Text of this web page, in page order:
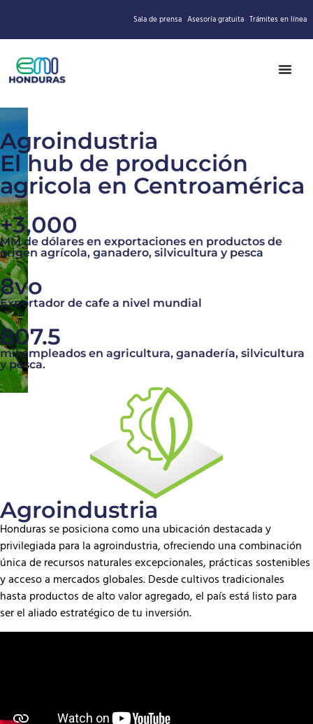
Sala de prensa Asesoría gratuita Trámites en línea
Agroindustria
El hub de producción
agricola en Centroamérica
+3,000
MM de dólares en exportaciones en productos de
origen agrícola, ganadero, silvicultura y pesca
8vo
Exportador de cafe a nivel mundial
807.5
mil empleados en agricultura, ganadería, silvicultura
y pesca.
Agroindustria
Honduras se posiciona como una ubicación destacada y
privilegiada para la agroindustria, ofreciendo una combinación
única de recursos naturales excepcionales, prácticas sostenibles
y acceso a mercados globales. Desde cultivos tradicionales
hasta productos de alto valor agregado, el país está listo para
ser el aliado estratégico de tu inversión.